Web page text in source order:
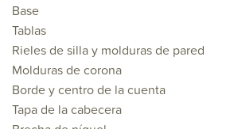
Base
Tablas
Rieles de silla y molduras de pared
Molduras de corona
Borde y centro de la cuenta
Tapa de la cabecera